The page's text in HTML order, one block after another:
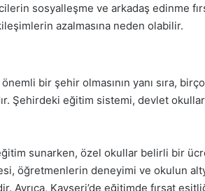
sosyalleşme ve arkadaş edinme
azalmasına neden olabilir.
bir şehir olmasının yanı sıra,
Şehirdeki eğitim sistemi, devlet
sunarken, özel okullar belirli bir
öğretmenlerin deneyimi ve okulun
Ayrıca, Kayseri’de eğitimde fırsat